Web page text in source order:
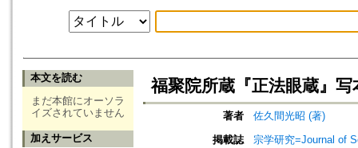
本文を読む
まだ本館にオーソラ
イズされていません
加えサービス
福聚院所蔵『正法眼蔵』
著者
佐久間光昭 (著)
掲載誌
宗学研究=Journal of